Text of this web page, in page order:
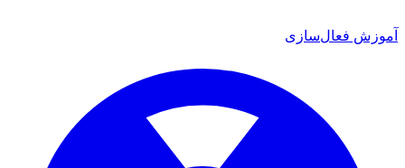
آموزش فعال‌سازی